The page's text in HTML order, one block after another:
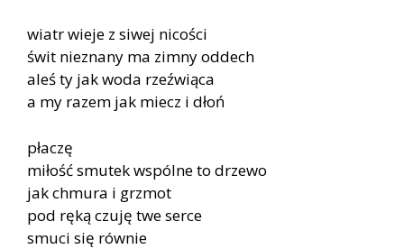
wiatr wieje z siwej nicości
świt nieznany ma zimny oddech
aleś ty jak woda rzeźwiąca
a my razem jak miecz i dłoń
płaczę
miłość smutek wspólne to drzewo
jak chmura i grzmot
pod ręką czuję twe serce
smuci się równie